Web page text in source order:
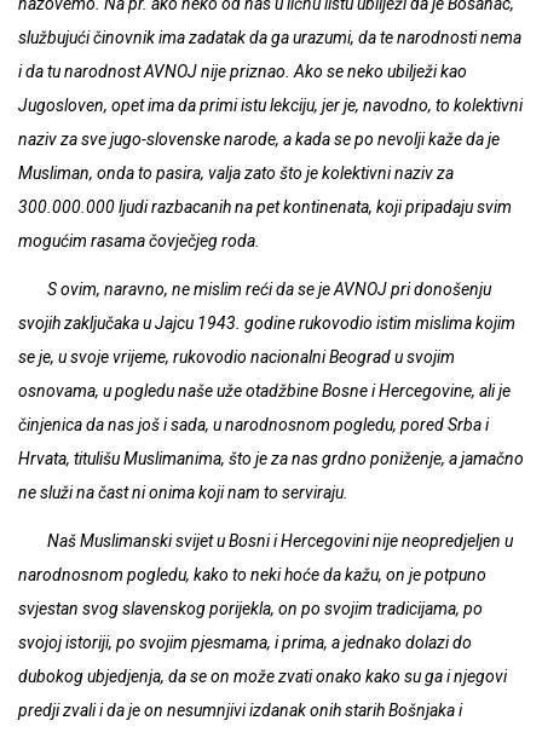
službujući činovnik ima zadatak da ga urazumi, da te narodnosti nema
i da tu narodnost AVNOJ nije priznao. Ako se neko ubilježi kao
Jugosloven, opet ima da primi istu lekciju, jer je, navodno, to kolektivni
naziv za sve jugo-slovenske narode, a kada se po nevolji kaže da je
Musliman, onda to pasira, valja zato što je kolektivni naziv za
300.000.000 ljudi razbacanih na pet kontinenata, koji pripadaju svim
mogućim rasama čovječjeg roda.
S ovim, naravno, ne mislim reći da se je AVNOJ pri donošenju
svojih zaključaka u Jajcu 1943. godine rukovodio istim mislima kojim
se je, u svoje vrijeme, rukovodio nacionalni Beograd u svojim
osnovama, u pogledu naše uže otadžbine Bosne i Hercegovine, ali je
činjenica da nas još i sada, u narodnosnom pogledu, pored Srba i
Hrvata, titulišu Muslimanima, što je za nas grdno poniženje, a jamačno
ne služi na čast ni onima koji nam to serviraju.
Naš Muslimanski svijet u Bosni i Hercegovini nije neopredjeljen u
narodnosnom pogledu, kako to neki hoće da kažu, on je potpuno
svjestan svog slavenskog porijekla, on po svojim tradicijama, po
svojoj istoriji, po svojim pjesmama, i prima, a jednako dolazi do
dubokog ubjedjenja, da se on može zvati onako kako su ga i njegovi
predji zvali i da je on nesumnjivi izdanak onih starih Bošnjaka i